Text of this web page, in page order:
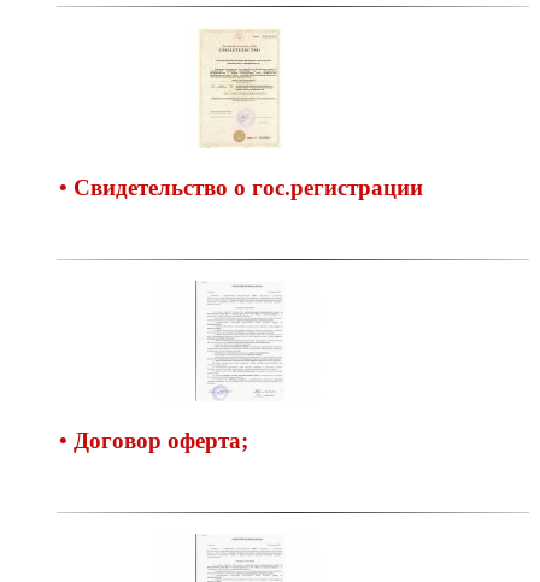
• Свидетельство о гос.регистрации
• Договор оферта;